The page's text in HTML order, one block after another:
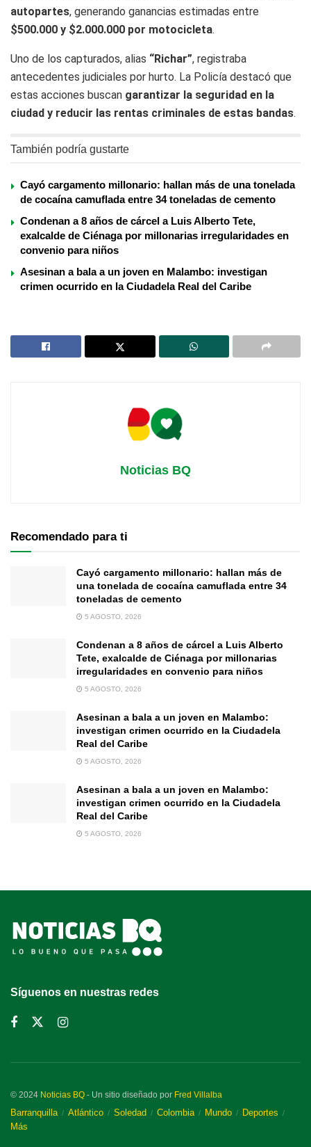
autopartes, generando ganancias estimadas entre
$500.000 y $2.000.000 por motocicleta.
Uno de los capturados, alias “Richar”, registraba
antecedentes judiciales por hurto. La Policía destacó que
estas acciones buscan garantizar la seguridad en la
ciudad y reducir las rentas criminales de estas bandas.
También podría gustarte
Cayó cargamento millonario: hallan más de una tonelada
de cocaína camuflada entre 34 toneladas de cemento
Condenan a 8 años de cárcel a Luis Alberto Tete,
exalcalde de Ciénaga por millonarias irregularidades en
convenio para niños
Asesinan a bala a un joven en Malambo: investigan
crimen ocurrido en la Ciudadela Real del Caribe
Noticias BQ
Recomendado para ti
Cayó cargamento millonario: hallan más de
una tonelada de cocaína camuflada entre 34
toneladas de cemento
5 AGOSTO, 2026
Condenan a 8 años de cárcel a Luis Alberto
Tete, exalcalde de Ciénaga por millonarias
irregularidades en convenio para niños
5 AGOSTO, 2026
Asesinan a bala a un joven en Malambo:
investigan crimen ocurrido en la Ciudadela
Real del Caribe
5 AGOSTO, 2026
Asesinan a bala a un joven en Malambo:
investigan crimen ocurrido en la Ciudadela
Real del Caribe
5 AGOSTO, 2026
Síguenos en nuestras redes
© 2024 Noticias BQ - Un sitio diseñado por Fred Villalba
Barranquilla Atlántico Soledad Colombia Mundo
Deportes
Más